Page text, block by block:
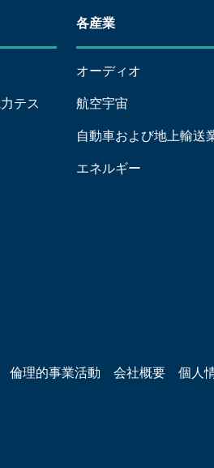
テス
各産業
オーディオ
航空宇宙
自動車および地上輸送
エネルギー
倫理的事業活動 会社概要 個人